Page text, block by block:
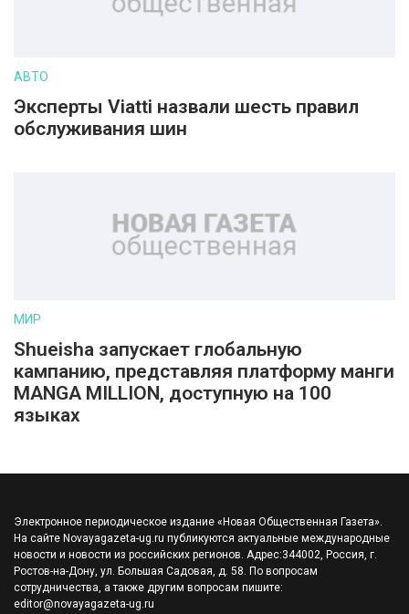
АВТО
Эксперты Viatti назвали шесть правил
обслуживания шин
МИР
Shueisha запускает глобальную
кампанию, представляя платформу манги
MANGA MILLION, доступную на 100
языках
Электронное периодическое издание «Новая Общественная Газета».
На сайте Novayagazeta-ug.ru публикуются актуальные международные
новости и новости из российских регионов. Адрес:344002, Россия, г.
Ростов-на-Дону, ул. Большая Садовая, д. 58. По вопросам
сотрудничества, а также другим вопросам пишите:
editor@novayagazeta-ug.ru